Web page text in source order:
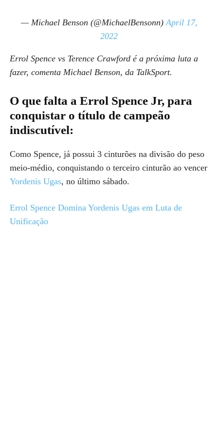
— Michael Benson (@MichaelBensonn)April 17,
2022
Errol Spence vs Terence Crawford é a próxima luta a
fazer, comenta Michael Benson, da TalkSport.
O que falta a Errol Spence Jr, para
conquistar o título de campeão
indiscutível:
Como Spence, já possui 3 cinturões na divisão do peso
meio-médio, conquistando o terceiro cinturão ao vencer
Yordenis Ugas, no último sábado.
Errol Spence Domina Yordenis Ugas em Luta de
Unificação